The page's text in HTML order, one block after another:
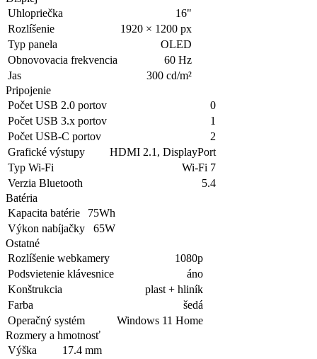
Uhlopriečka
16"
Rozlíšenie
1920 × 1200 px
Typ panela
OLED
Obnovovacia frekvencia
60 Hz
Jas
300 cd/m²
Pripojenie
Počet USB 2.0 portov
0
Počet USB 3.x portov
1
Počet USB-C portov
2
Grafické výstupy
HDMI 2.1, DisplayPort
Typ Wi-Fi
Wi-Fi 7
Verzia Bluetooth
5.4
Batéria
Kapacita batérie
75Wh
Výkon nabíjačky
65W
Ostatné
Rozlíšenie webkamery
1080p
Podsvietenie klávesnice
áno
Konštrukcia
plast + hliník
Farba
šedá
Operačný systém
Windows 11 Home
Rozmery a hmotnosť
Výška
17.4 mm